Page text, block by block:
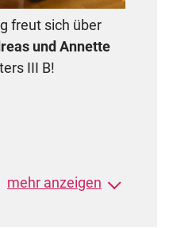
freut sich über
und Annette
III B!
Beim MTV
die beiden die
mehr anzeigen